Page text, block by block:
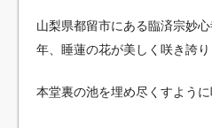
山梨県都留市にある臨済宗妙
年、睡蓮の花が美しく咲き誇り
本堂裏の池を埋め尽くすように